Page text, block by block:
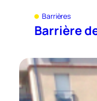
Barrières
Barrière